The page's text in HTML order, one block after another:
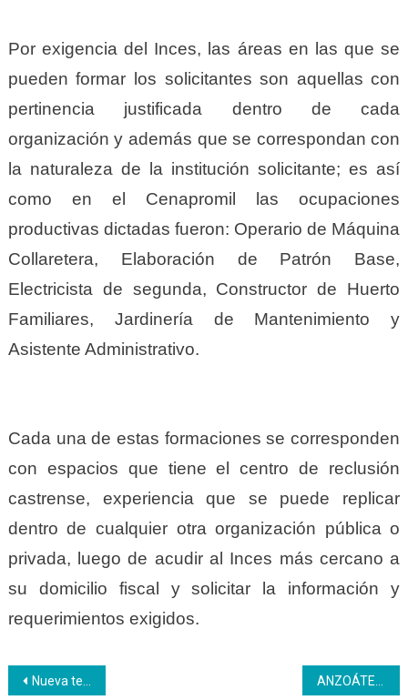
Por exigencia del Inces, las áreas en las que se
pueden formar los solicitantes son aquellas con
pertinencia justificada dentro de cada
organización y además que se correspondan con
la naturaleza de la institución solicitante; es así
como en el Cenapromil las ocupaciones
productivas dictadas fueron: Operario de Máquina
Collaretera, Elaboración de Patrón Base,
Electricista de segunda, Constructor de Huerto
Familiares, Jardinería de Mantenimiento y
Asistente Administrativo.
Cada una de estas formaciones se corresponden
con espacios que tiene el centro de reclusión
castrense, experiencia que se puede replicar
dentro de cualquier otra organización pública o
privada, luego de acudir al Inces más cercano a
su domicilio fiscal y solicitar la información y
requerimientos exigidos.
Navegación
Nueva tecnología que garantiza actualización y expansión